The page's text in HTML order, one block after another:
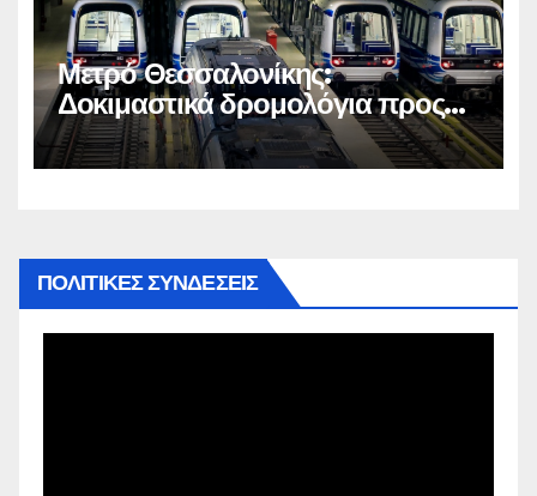
Μετρό Θεσσαλονίκης:
Δοκιμαστικά δρομολόγια προς
Καλαμαριά
ΠΟΛΙΤΙΚΕΣ ΣΥΝΔΕΣΕΙΣ